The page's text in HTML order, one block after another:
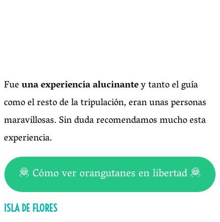
Fueuna experiencia alucinantey tanto el guía
como el resto de la tripulación, eran unas personas
maravillosas. Sin duda recomendamos mucho esta
experiencia.
🦧 Cómo ver orangutanes en libertad 🦧
ISLA DE FLORES